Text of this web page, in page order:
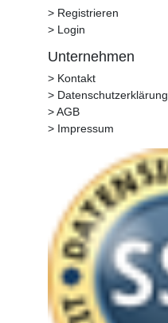
> Registrieren
> Login
Unternehmen
> Kontakt
> Datenschutzerklärung
> AGB
> Impressum